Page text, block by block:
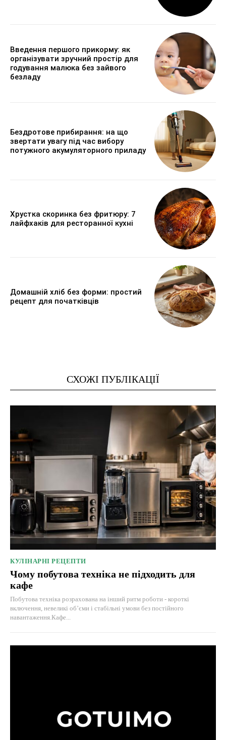
Введення першого прикорму: як
організувати зручний простір для
годування малюка без зайвого
безладу
Бездротове прибирання: на що
звертати увагу під час вибору
потужного акумуляторного приладу
Хрустка скоринка без фритюру: 7
лайфхаків для ресторанної кухні
Домашній хліб без форми: простий
рецепт для початківців
СХОЖІ ПУБЛІКАЦІЇ
КУЛІНАРНІ РЕЦЕПТИ
Чому побутова техніка не підходить для
кафе
Побутова техніка розрахована на інший ритм роботи - короткі
включення, невеликі об’єми і стабільні умови без постійного
навантаження.Кафе...